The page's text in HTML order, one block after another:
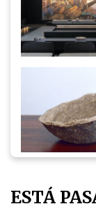
ESTÁ